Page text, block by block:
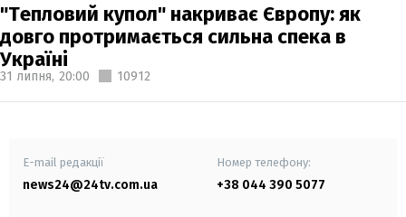
"Тепловий купол" накриває Європу: як
довго протримається сильна спека в
Україні
31 липня, 20:00 10912
E-mail редакції
news24@24tv.com.ua
Номер телефону:
+38 044 390 5077